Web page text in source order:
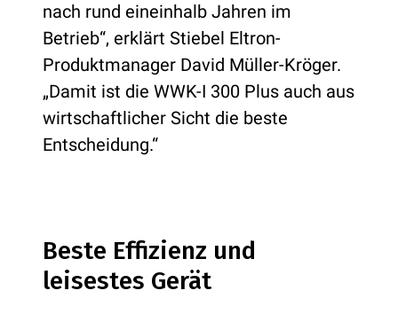
nach rund eineinhalb Jahren im
Betrieb“, erklärt Stiebel Eltron-
Produktmanager David Müller-Kröger.
„Damit ist die WWK-I 300 Plus auch aus
wirtschaftlicher Sicht die beste
Entscheidung.“
Beste Effizienz und
leisestes Gerät